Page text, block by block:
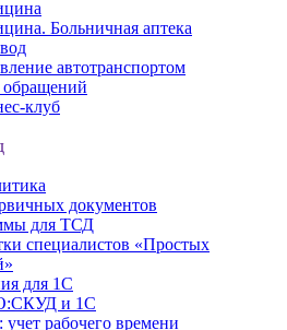
Больничная аптека
автотранспортом
клуб
документов
для ТСД
специалистов «Простых
для 1С
и 1С
учет рабочего времени